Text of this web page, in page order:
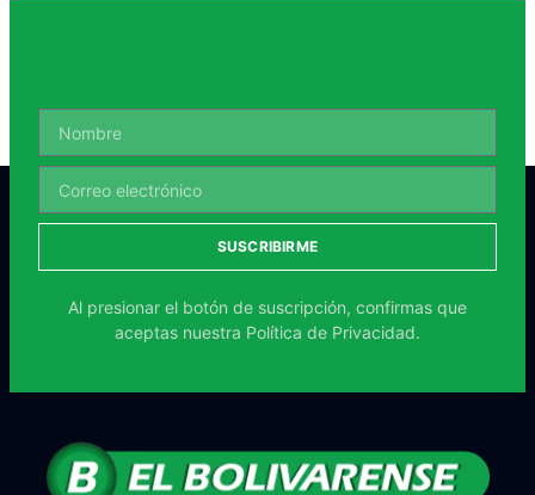
SUSCRIBIRME
Al presionar el botón de suscripción, confirmas que
aceptas nuestra Política de Privacidad.